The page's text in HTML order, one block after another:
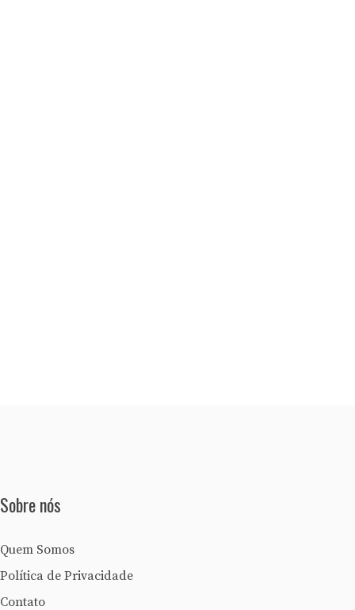
Sobre nós
Quem Somos
Política de Privacidade
Contato